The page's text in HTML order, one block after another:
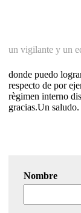
un vigilante y un
donde puedo
respecto de por
règimen interno
gracias.Un saludo.
Nombre